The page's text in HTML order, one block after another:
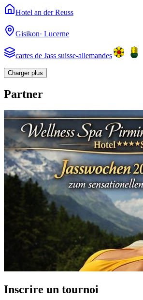
Hotel an der Reuss
Gisikon· Lucerne
cartes de Jass suisse-allemandes
Charger plus
Partner
Inscrire un tournoi